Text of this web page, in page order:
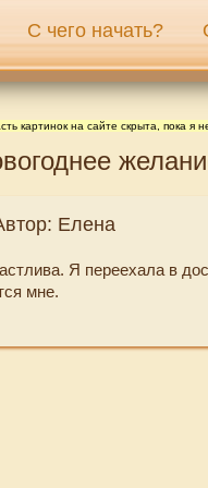
С чего начать?
картинок на сайте скрыта, пока я
Елена
Я переехала в
мне.